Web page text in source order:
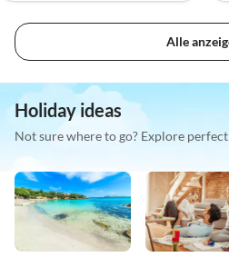
Alle
Holiday ideas
Not sure where to go? Explore